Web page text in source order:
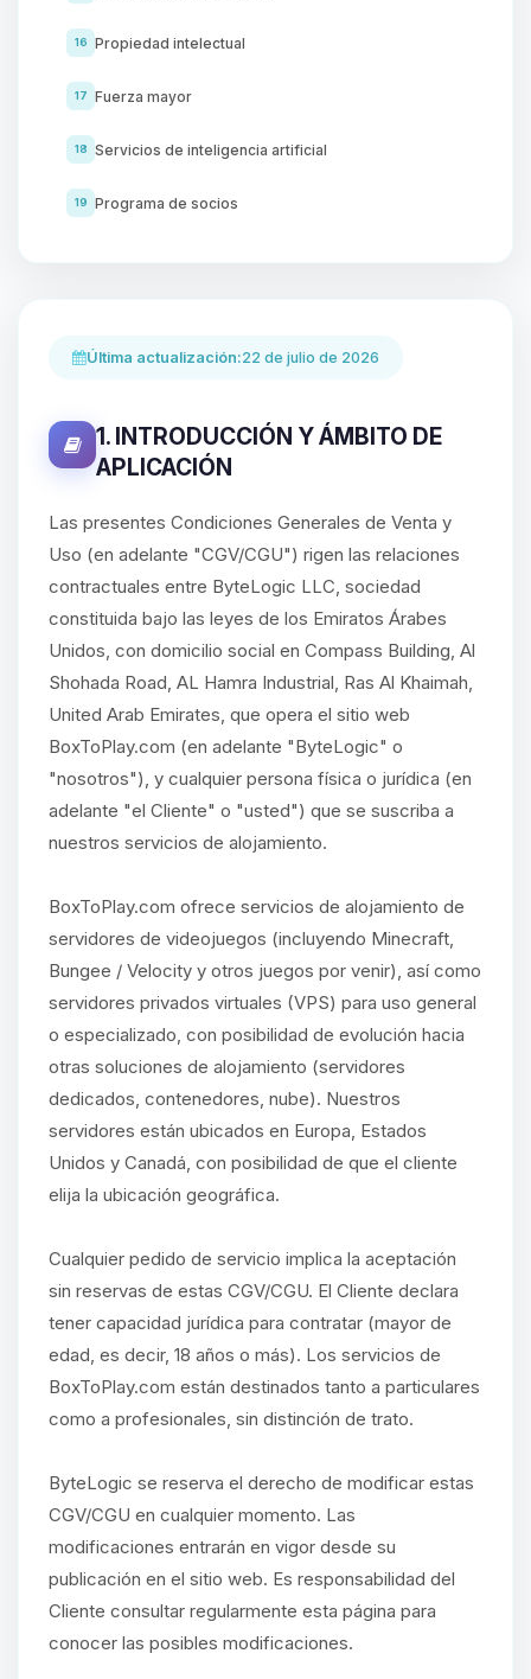
16 Propiedad intelectual
17 Fuerza mayor
18 Servicios de inteligencia artificial
19 Programa de socios
Última actualización:22 de julio de 2026
1. INTRODUCCIÓN Y ÁMBITO DE
APLICACIÓN
Las presentes Condiciones Generales de Venta y
Uso (en adelante "CGV/CGU") rigen las relaciones
contractuales entre ByteLogic LLC, sociedad
constituida bajo las leyes de los Emiratos Árabes
Unidos, con domicilio social en Compass Building, Al
Shohada Road, AL Hamra Industrial, Ras Al Khaimah,
United Arab Emirates, que opera el sitio web
BoxToPlay.com (en adelante "ByteLogic" o
"nosotros"), y cualquier persona física o jurídica (en
adelante "el Cliente" o "usted") que se suscriba a
nuestros servicios de alojamiento.
BoxToPlay.com ofrece servicios de alojamiento de
servidores de videojuegos (incluyendo Minecraft,
Bungee / Velocity y otros juegos por venir), así como
servidores privados virtuales (VPS) para uso general
o especializado, con posibilidad de evolución hacia
otras soluciones de alojamiento (servidores
dedicados, contenedores, nube). Nuestros
servidores están ubicados en Europa, Estados
Unidos y Canadá, con posibilidad de que el cliente
elija la ubicación geográfica.
Cualquier pedido de servicio implica la aceptación
sin reservas de estas CGV/CGU. El Cliente declara
tener capacidad jurídica para contratar (mayor de
edad, es decir, 18 años o más). Los servicios de
BoxToPlay.com están destinados tanto a particulares
como a profesionales, sin distinción de trato.
ByteLogic se reserva el derecho de modificar estas
CGV/CGU en cualquier momento. Las
modificaciones entrarán en vigor desde su
publicación en el sitio web. Es responsabilidad del
Cliente consultar regularmente esta página para
conocer las posibles modificaciones.